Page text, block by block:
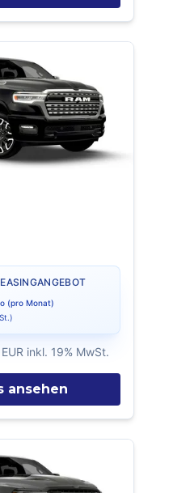
(pro Monat)
inkl. 19% MwSt.
ansehen